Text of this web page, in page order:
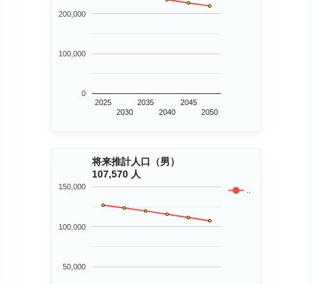
2025
2030
2035
2040
2045
2050
0
100,000
200,000
将来推計人口（男）
107,570 人
..
50,000
100,000
150,000